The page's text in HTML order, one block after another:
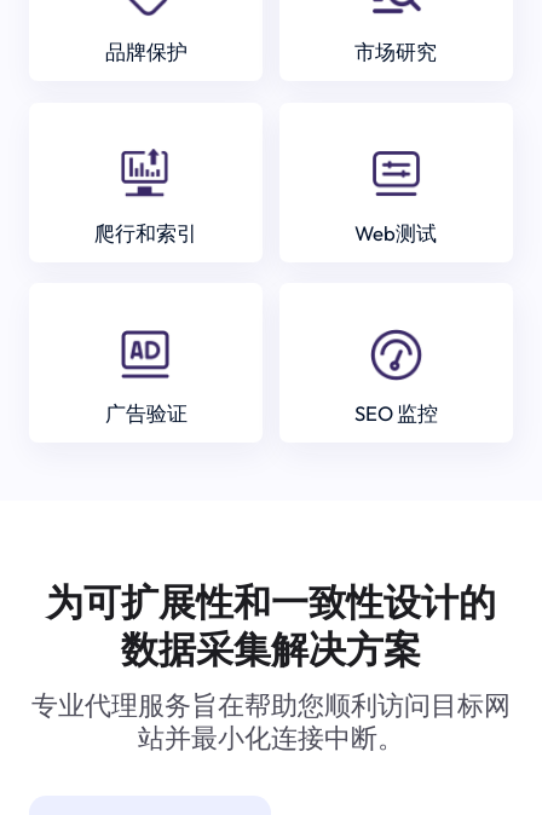
品牌保护 市场研究
爬行和索引 Web测试
广告验证 SEO 监控
为可扩展性和一致性设计的
数据采集解决方案
专业代理服务旨在帮助您顺利访问目标网
站并最小化连接中断。